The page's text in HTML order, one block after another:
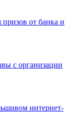
от банка и
с организации
интернет-